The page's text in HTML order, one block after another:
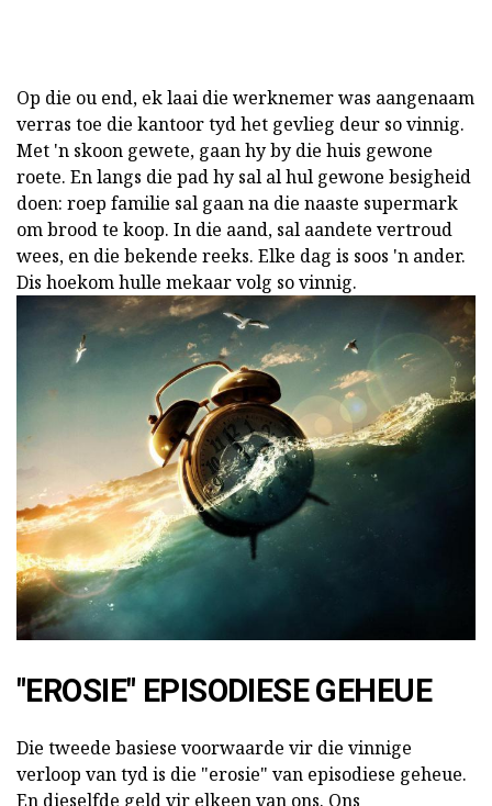
Op die ou end, ek laai die werknemer was aangenaam
verras toe die kantoor tyd het gevlieg deur so vinnig.
Met 'n skoon gewete, gaan hy by die huis gewone
roete. En langs die pad hy sal al hul gewone besigheid
doen: roep familie sal gaan na die naaste supermark
om brood te koop. In die aand, sal aandete vertroud
wees, en die bekende reeks. Elke dag is soos 'n ander.
Dis hoekom hulle mekaar volg so vinnig.
"EROSIE" EPISODIESE GEHEUE
Die tweede basiese voorwaarde vir die vinnige
verloop van tyd is die "erosie" van episodiese geheue.
En dieselfde geld vir elkeen van ons. Ons